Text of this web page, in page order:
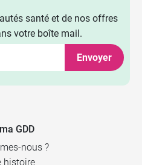
120 gélules
santé et de nos offres
votre boîte mail.
Envoyer
GDD
nous ?
histoire